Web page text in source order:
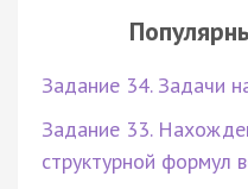
Задание 34. Задачи
Задание 33.
структурной формул